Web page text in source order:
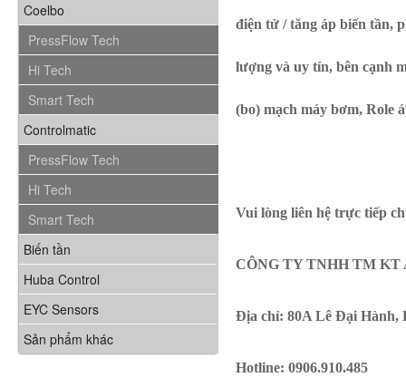
Coelbo
PressFlow Tech
Hi Tech
Smart Tech
Controlmatic
PressFlow Tech
Hi Tech
Smart Tech
Biến tần
Huba Control
EYC Sensors
Sản phẩm khác
điện tử / tăng áp biến tần,
lượng và uy tín, bên cạnh
(bo) mạch máy bơm, Role
Vui lòng liên hệ trực tiếp
CÔNG TY TNHH TM KT
Địa chỉ: 80A Lê Đại Hành,
Hotline: 0906.910.485